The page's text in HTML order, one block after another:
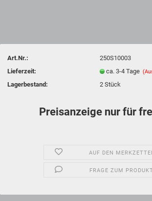
Art.Nr.:
250S10003
Lieferzeit:
ca. 3-4 Tage
Lagerbestand: 2Stück
Preisanzeige nur für
AUF DEN
FRAGE ZUM